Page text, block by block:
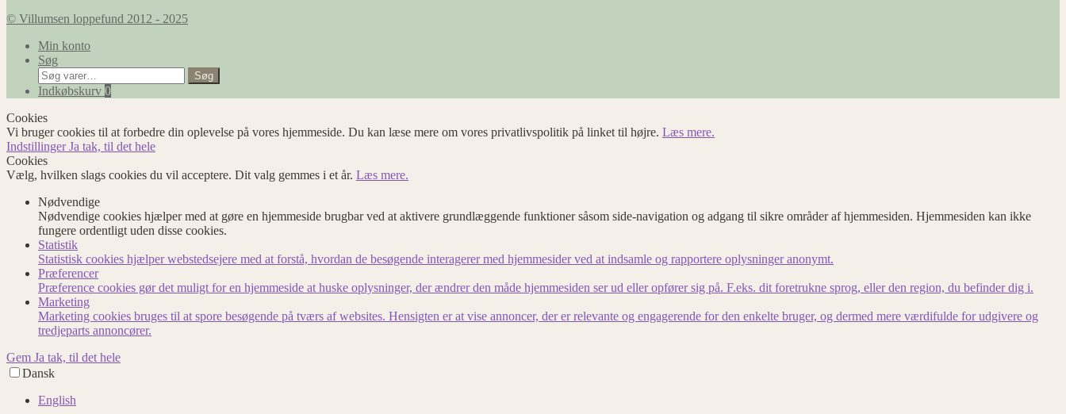
© Villumsen loppefund 2012 - 2025
Min konto
Søg
Søg
efter:
Søg
Indkøbskurv 0
Cookies
Vi bruger cookies til at forbedre din oplevelse på vores hjemmeside. Du kan læse mere om vores privatlivspolitik på linket til højre. Læs mere.
IndstillingerJa tak, til det hele
Cookies
Vælg, hvilken slags cookies du vil acceptere. Dit valg gemmes i et år. Læs mere.
Nødvendige
Nødvendige cookies hjælper med at gøre en hjemmeside brugbar ved at aktivere grundlæggende funktioner såsom side-navigation og adgang til sikre områder af hjemmesiden. Hjemmesiden kan ikke
fungere ordentligt uden disse cookies.
Statistik
Statistisk cookies hjælper webstedsejere med at forstå, hvordan de besøgende interagerer med hjemmesider ved at indsamle og rapportere oplysninger anonymt.
Præferencer
Præference cookies gør det muligt for en hjemmeside at huske oplysninger, der ændrer den måde hjemmesiden ser ud eller opfører sig på. F.eks. dit foretrukne sprog, eller den region, du befinder dig i.
Marketing
Marketing cookies bruges til at spore besøgende på tværs af websites. Hensigten er at vise annoncer, der er relevante og engagerende for den enkelte bruger, og dermed mere værdifulde for udgivere og
tredjeparts annoncører.
Gem Ja tak, til det hele
Dansk
English